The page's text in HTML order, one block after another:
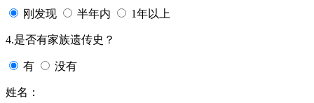
刚发现 半年内 1年以上
4.是否有家族遗传史？
有 没有
姓名：